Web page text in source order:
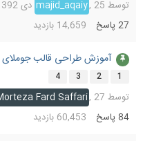
توسط majid_aqaiy ,25 دی 1392
27پاسخ 14,659 بازدید
آموزش طراحی قالب جوملای 2.5 (فارسی و تصویری)
توسط Morteza Fard Saffari ,27 آبان 1391
84 پاسخ 60,453 بازدید